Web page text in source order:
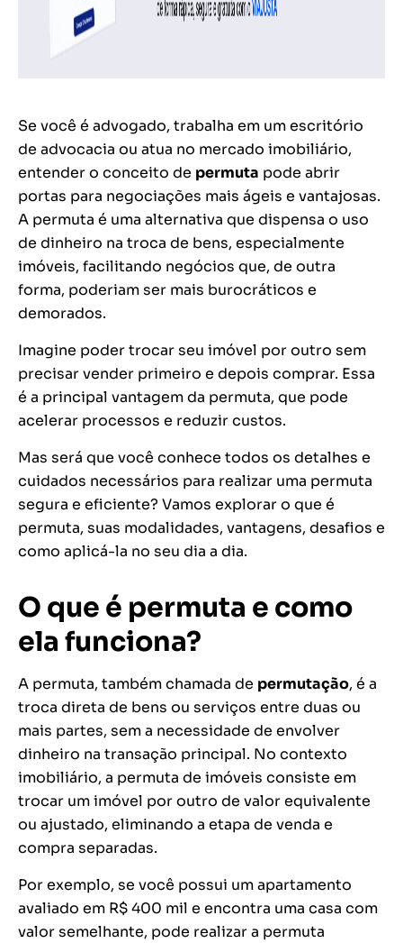
Se você é advogado, trabalha em um escritório
de advocacia ou atua no mercado imobiliário,
entender o conceito de permuta pode abrir
portas para negociações mais ágeis e vantajosas.
A permuta é uma alternativa que dispensa o uso
de dinheiro na troca de bens, especialmente
imóveis, facilitando negócios que, de outra
forma, poderiam ser mais burocráticos e
demorados.
Imagine poder trocar seu imóvel por outro sem
precisar vender primeiro e depois comprar. Essa
é a principal vantagem da permuta, que pode
acelerar processos e reduzir custos.
Mas será que você conhece todos os detalhes e
cuidados necessários para realizar uma permuta
segura e eficiente? Vamos explorar o que é
permuta, suas modalidades, vantagens, desafios e
como aplicá-la no seu dia a dia.
O que é permuta e como
ela funciona?
A permuta, também chamada de permutação, é a
troca direta de bens ou serviços entre duas ou
mais partes, sem a necessidade de envolver
dinheiro na transação principal. No contexto
imobiliário, a permuta de imóveis consiste em
trocar um imóvel por outro de valor equivalente
ou ajustado, eliminando a etapa de venda e
compra separadas.
Por exemplo, se você possui um apartamento
avaliado em R$ 400 mil e encontra uma casa com
valor semelhante, pode realizar a permuta